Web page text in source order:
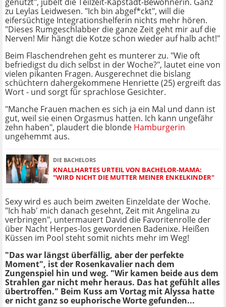
zu Leylas Leidwesen. "Ich bin abgef*ckt", will die
eifersüchtige Integrationshelferin nichts mehr hören.
"Dieses Rumgeschlabber die ganze Zeit geht mir auf die
Nerven! Mir hängt die Kotze schon wieder auf halb acht!"
Beim Flaschendrehen geht es munterer zu. "Wie oft
befriedigst du dich selbst in der Woche?", lautet eine von
vielen pikanten Fragen. Ausgerechnet die bislang
schüchtern dahergekommene Henriette (25) ergreift das
Wort - und sorgt für sprachlose Gesichter.
"Manche Frauen machen es sich ja ein Mal und dann ist
gut, weil sie einen Orgasmus hatten. Ich kann ungefähr
zehn haben", plaudert die blonde Hamburgerin
ungehemmt aus.
DIE BACHELORS
KNALLHARTES URTEIL VON BACHELOR-MAMA:
"WIRD NICHT DIE MUTTER MEINER ENKELKINDER"
Sexy wird es auch beim zweiten Einzeldate der Woche.
"Ich hab' mich danach gesehnt, Zeit mit Angelina zu
verbringen", untermauert David die Favoritenrolle der
über Nacht Herpes-los gewordenen Badenixe. Heißen
Küssen im Pool steht somit nichts mehr im Weg!
"Das war längst überfällig, aber der perfekte
Moment", ist der Rosenkavalier nach dem
Zungenspiel hin und weg. "Wir kamen beide aus dem
Strahlen gar nicht mehr heraus. Das hat gefühlt alles
übertroffen." Beim Kuss am Vortag mit Alyssa hatte
er nicht ganz so euphorische Worte gefunden...